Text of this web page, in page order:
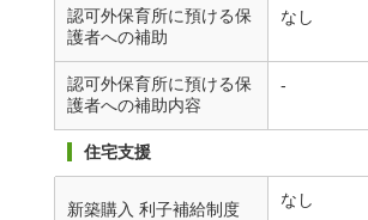
認可外保育所に預ける保
護者への補助
なし
認可外保育所に預ける保
護者への補助内容
-
住宅支援
新築購入 利子補給制度 なし